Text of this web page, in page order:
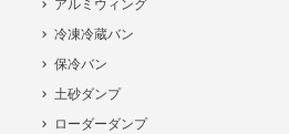
アルミウィング
冷凍冷蔵バン
保冷バン
土砂ダンプ
ローダーダンプ